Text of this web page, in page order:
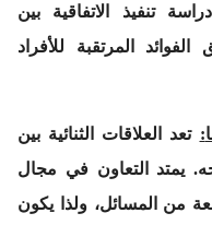
تنفيذ الاتفاقية بين
المرتقبة للأفراد
: تعد العلاقات الثنائية بين
يمتد التعاون في مجال
من المسائل، ولذا يكون